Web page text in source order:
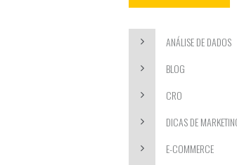
ANÁLISE DE DADOS
BLOG
CRO
DICAS DE
E-COMMERCE